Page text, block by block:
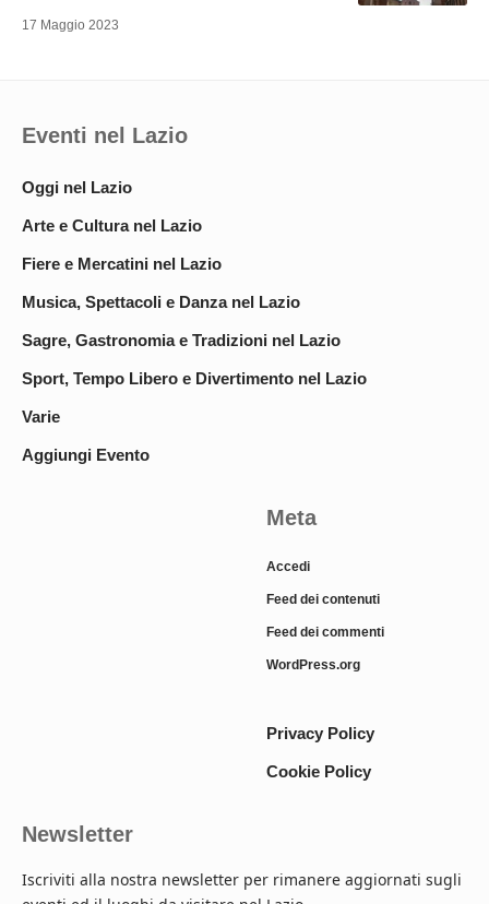
17 Maggio 2023
Eventi nel Lazio
Oggi nel Lazio
Arte e Cultura nel Lazio
Fiere e Mercatini nel Lazio
Musica, Spettacoli e Danza nel Lazio
Sagre, Gastronomia e Tradizioni nel Lazio
Sport, Tempo Libero e Divertimento nel Lazio
Varie
Aggiungi Evento
Meta
Accedi
Feed dei contenuti
Feed dei commenti
WordPress.org
Privacy Policy
Cookie Policy
Newsletter
Iscriviti alla nostra newsletter per rimanere aggiornati sugli